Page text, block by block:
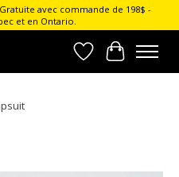
avec commande de 198$ -
et en Ontario.
Liste dePanier